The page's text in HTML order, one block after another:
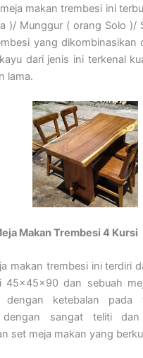
makan trembesi ini
)/ Munggur ( orang Solo )/
yang dikombinasikan
dari jenis ini terkenal
lama.
Makan Trembesi 4 Kursi
makan trembesi ini terdiri
45x45x90 dan sebuah
dengan ketebalan
dengan sangat teliti
set meja makan yang